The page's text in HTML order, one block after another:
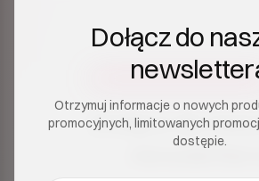
Dołącz do
Otrzymuj informacje o nowych
promocyjnych, limitowanych
dostępie.
Dołącz do
newslettera